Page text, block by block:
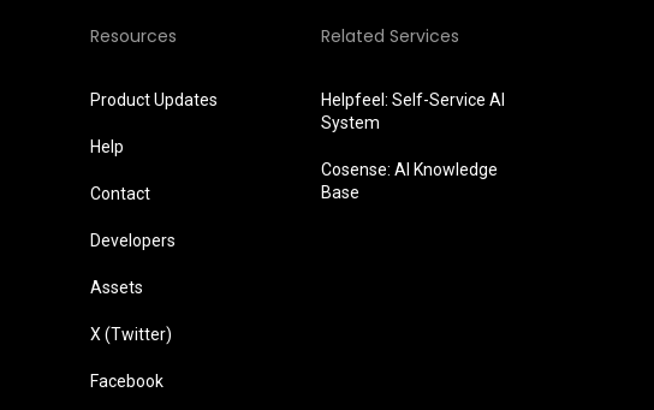
Resources
Product Updates
Help
Contact
Developers
Assets
X (Twitter)
Facebook
Related Services
Helpfeel: Self-Service AI
System
Cosense: AI Knowledge
Base